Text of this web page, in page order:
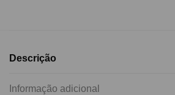
Descrição
Informação adicional